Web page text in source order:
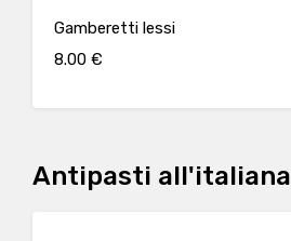
Gamberetti lessi
8.00 €
Antipasti all'italiana